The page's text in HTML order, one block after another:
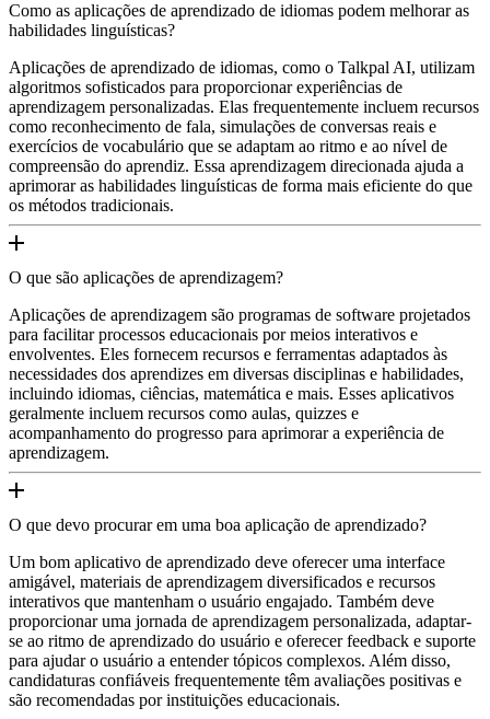
Como as aplicações de aprendizado de idiomas podem melhorar as
habilidades linguísticas?
Aplicações de aprendizado de idiomas, como o Talkpal AI, utilizam
algoritmos sofisticados para proporcionar experiências de
aprendizagem personalizadas. Elas frequentemente incluem recursos
como reconhecimento de fala, simulações de conversas reais e
exercícios de vocabulário que se adaptam ao ritmo e ao nível de
compreensão do aprendiz. Essa aprendizagem direcionada ajuda a
aprimorar as habilidades linguísticas de forma mais eficiente do que
os métodos tradicionais.
O que são aplicações de aprendizagem?
Aplicações de aprendizagem são programas de software projetados
para facilitar processos educacionais por meios interativos e
envolventes. Eles fornecem recursos e ferramentas adaptados às
necessidades dos aprendizes em diversas disciplinas e habilidades,
incluindo idiomas, ciências, matemática e mais. Esses aplicativos
geralmente incluem recursos como aulas, quizzes e
acompanhamento do progresso para aprimorar a experiência de
aprendizagem.
O que devo procurar em uma boa aplicação de aprendizado?
Um bom aplicativo de aprendizado deve oferecer uma interface
amigável, materiais de aprendizagem diversificados e recursos
interativos que mantenham o usuário engajado. Também deve
proporcionar uma jornada de aprendizagem personalizada, adaptar-
se ao ritmo de aprendizado do usuário e oferecer feedback e suporte
para ajudar o usuário a entender tópicos complexos. Além disso,
candidaturas confiáveis frequentemente têm avaliações positivas e
são recomendadas por instituições educacionais.